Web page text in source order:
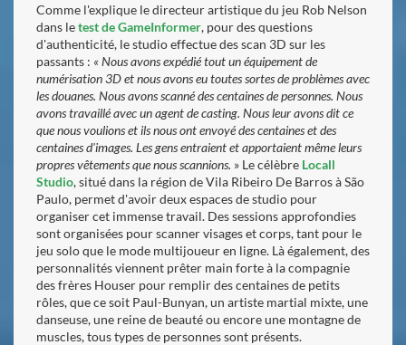
Comme l'explique le directeur artistique du jeu Rob Nelson
dans letest de GameInformer, pour des questions
d'authenticité, le studio effectue des scan 3D sur les
passants : « Nous avons expédié tout un équipement de
numérisation 3D et nous avons eu toutes sortes de problèmes avec
les douanes. Nous avons scanné des centaines de personnes. Nous
avons travaillé avec un agent de casting. Nous leur avons dit ce
que nous voulions et ils nous ont envoyé des centaines et des
centaines d'images. Les gens entraient et apportaient même leurs
propres vêtements que nous scannions. » Le célèbre Locall
Studio, situé dans la région de Vila Ribeiro De Barros à São
Paulo, permet d'avoir deux espaces de studio pour
organiser cet immense travail. Des sessions approfondies
sont organisées pour scanner visages et corps, tant pour le
jeu solo que le mode multijoueur en ligne. Là également, des
personnalités viennent prêter main forte à la compagnie
des frères Houser pour remplir des centaines de petits
rôles, que ce soit Paul-Bunyan, un artiste martial mixte, une
danseuse, une reine de beauté ou encore une montagne de
muscles, tous types de personnes sont présents.